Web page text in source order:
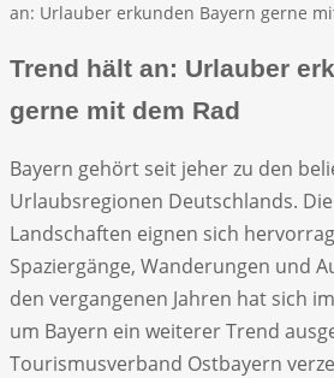
an: Urlauber erkunden Bayern gerne
Trend hält an: Urlauber
gerne mit dem Rad
Bayern gehört seit jeher zu den
Urlaubsregionen Deutschlands.
Landschaften eignen sich
Spaziergänge, Wanderungen und
den vergangenen Jahren hat sich
um Bayern ein weiterer Trend
Tourismusverband Ostbayern